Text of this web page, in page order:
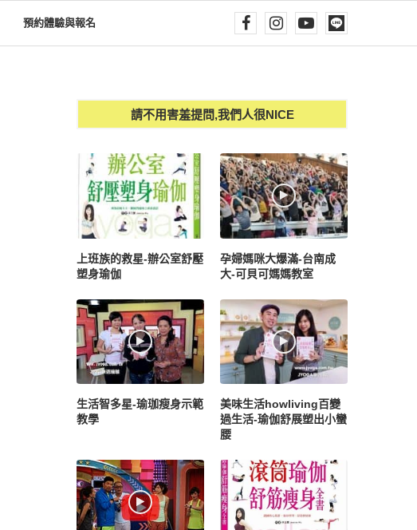
預約體驗與報名
請不用害羞提問,我們人很NICE
上班族的救星-辦公室舒壓
塑身瑜伽
孕婦媽咪大爆滿-台南成
大-可貝可媽媽教室
生活智多星-瑜珈瘦身示範
教學
美味生活howliving百變
過生活-瑜伽舒展塑出小蠻
腰